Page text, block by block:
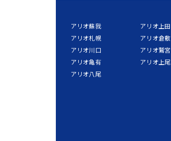
アリオ蘇我
アリオ札幌
アリオ川口
アリオ亀有
アリオ八尾
アリオ上田
アリオ倉敷
アリオ鷲宮
アリオ上尾